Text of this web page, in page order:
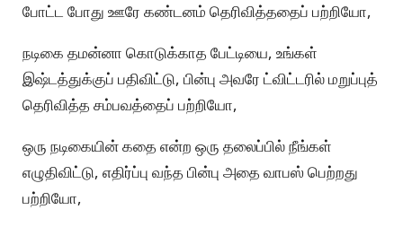
போட்ட போது ஊரே கண்டனம் தெரிவித்ததைப் பற்றியோ,
நடிகை தமன்னா கொடுக்காத பேட்டியை, உங்கள்
இஷ்டத்துக்குப் பதிவிட்டு, பின்பு அவரே ட்விட்டரில் மறுப்புத்
தெரிவித்த சம்பவத்தைப் பற்றியோ,
ஒரு நடிகையின் கதை என்ற ஒரு தலைப்பில் நீங்கள்
எழுதிவிட்டு, எதிர்ப்பு வந்த பின்பு அதை வாபஸ் பெற்றது
பற்றியோ,